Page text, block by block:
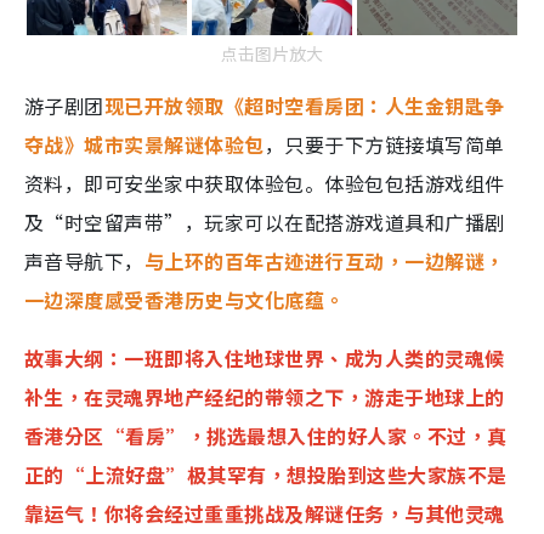
点击图片放大
游子剧团现已开放领取《超时空看房团：人生金钥匙争
夺战》城市实景解谜体验包，只要于下方链接填写简单
资料，即可安坐家中获取体验包。体验包包括游戏组件
及“时空留声带”，玩家可以在配搭游戏道具和广播剧
声音导航下， 与上环的百年古迹进行互动，一边解谜，
一边深度感受香港历史与文化底蕴。
故事大纲：一班即将入住地球世界、成为人类的灵魂候
补生，在灵魂界地产经纪的带领之下，游走于地球上的
香港分区“看房”，挑选最想入住的好人家。不过，真
正的“上流好盘”极其罕有，想投胎到这些大家族不是
靠运气！你将会经过重重挑战及解谜任务，与其他灵魂